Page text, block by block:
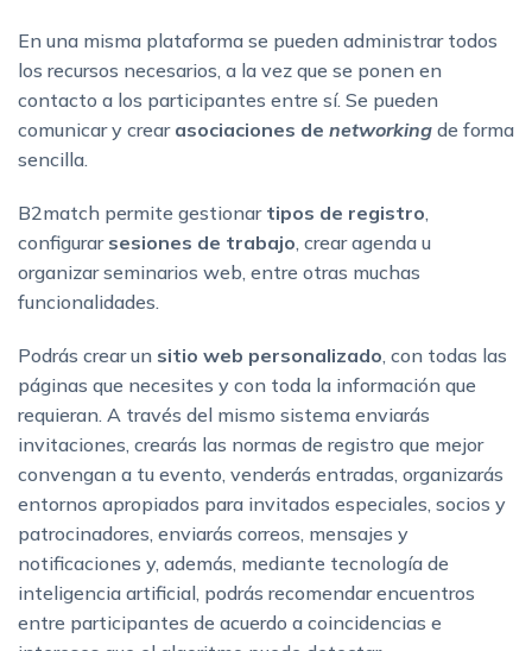
En una misma plataforma se pueden administrar todos
los recursos necesarios, a la vez que se ponen en
contacto a los participantes entre sí. Se pueden
comunicar y crear asociaciones de networking de forma
sencilla.
B2match permite gestionar tipos de registro
configurar sesiones de trabajo , crear agenda u
organizar seminarios web, entre otras muchas
funcionalidades.
Podrás crear un sitio web personalizado , con todas las
páginas que necesites y con toda la información que
requieran. A través del mismo sistema enviarás
invitaciones, crearás las normas de registro que mejor
convengan a tu evento, venderás entradas, organizarás
entornos apropiados para invitados especiales, socios y
patrocinadores, enviarás correos, mensajes y
notificaciones y, además, mediante tecnología de
inteligencia artificial, podrás recomendar encuentros
entre participantes de acuerdo a coincidencias e